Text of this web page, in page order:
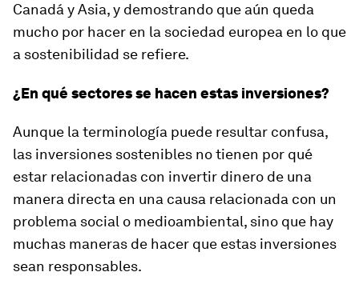
Canadá y Asia, y demostrando que aún queda
mucho por hacer en la sociedad europea en lo que
a sostenibilidad se refiere.
¿En qué sectores se hacen estas inversiones?
Aunque la terminología puede resultar confusa,
las inversiones sostenibles no tienen por qué
estar relacionadas con invertir dinero de una
manera directa en una causa relacionada con un
problema social o medioambiental, sino que hay
muchas maneras de hacer que estas inversiones
sean responsables.